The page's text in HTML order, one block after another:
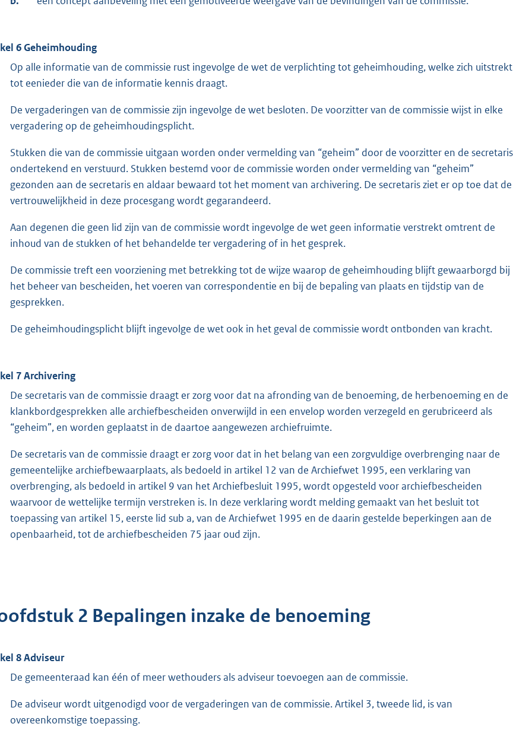
6 Geheimhouding
Op alle informatie van de commissie rust ingevolge de wet de verplichting tot geheimhouding, welke zich uitstrekt
tot eenieder die van de informatie kennis draagt.
De vergaderingen van de commissie zijn ingevolge de wet besloten. De voorzitter van de commissie wijst in elke
vergadering op de geheimhoudingsplicht.
Stukken die van de commissie uitgaan worden onder vermelding van “geheim” door de voorzitter en de secretaris
ondertekend en verstuurd. Stukken bestemd voor de commissie worden onder vermelding van “geheim”
gezonden aan de secretaris en aldaar bewaard tot het moment van archivering. De secretaris ziet er op toe dat de
vertrouwelijkheid in deze procesgang wordt gegarandeerd.
Aan degenen die geen lid zijn van de commissie wordt ingevolge de wet geen informatie verstrekt omtrent de
inhoud van de stukken of het behandelde ter vergadering of in het gesprek.
De commissie treft een voorziening met betrekking tot de wijze waarop de geheimhouding blijft gewaarborgd bij
het beheer van bescheiden, het voeren van correspondentie en bij de bepaling van plaats en tijdstip van de
gesprekken.
De geheimhoudingsplicht blijft ingevolge de wet ook in het geval de commissie wordt ontbonden van kracht.
7 Archivering
De secretaris van de commissie draagt er zorg voor dat na afronding van de benoeming, de herbenoeming en de
klankbordgesprekken alle archiefbescheiden onverwijld in een envelop worden verzegeld en gerubriceerd als
“geheim”, en worden geplaatst in de daartoe aangewezen archiefruimte.
De secretaris van de commissie draagt er zorg voor dat in het belang van een zorgvuldige overbrenging naar de
gemeentelijke archiefbewaarplaats, als bedoeld in artikel 12 van de Archiefwet 1995, een verklaring van
overbrenging, als bedoeld in artikel 9 van het Archiefbesluit 1995, wordt opgesteld voor archiefbescheiden
waarvoor de wettelijke termijn verstreken is. In deze verklaring wordt melding gemaakt van het besluit tot
toepassing van artikel 15, eerste lid sub a, van de Archiefwet 1995 en de daarin gestelde beperkingen aan de
openbaarheid, tot de archiefbescheiden 75 jaar oud zijn.
2 Bepalingen inzake de benoeming
8 Adviseur
De gemeenteraad kan één of meer wethouders als adviseur toevoegen aan de commissie.
De adviseur wordt uitgenodigd voor de vergaderingen van de commissie. Artikel 3, tweede lid, is van
overeenkomstige toepassing.